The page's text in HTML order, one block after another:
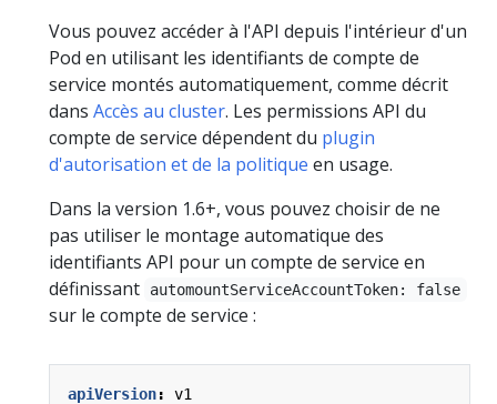
Vous pouvez accéder à l'API depuis l'intérieur d'un
Pod en utilisant les identifiants de compte de
service montés automatiquement, comme décrit
dans Accès au cluster. Les permissions API du
compte de service dépendent du plugin
d'autorisation et de la politique en usage.
Dans la version 1.6+, vous pouvez choisir de ne
pas utiliser le montage automatique des
identifiants API pour un compte de service en
définissant
automountServiceAccountToken: false
sur le compte de service :
apiVersion:
v1